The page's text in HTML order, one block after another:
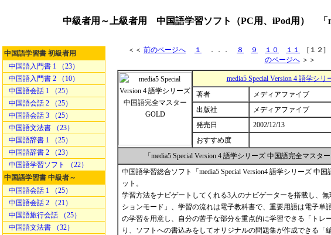
中級者用～上級者用 中国語学習ソフト（PC用、iPod用） 「
中国語学習書 初級者用
中国語入門書 1 （23）
中国語入門書 2 （10）
中国語会話 1 （25）
中国語会話 2 （25）
中国語会話 3 （25）
中国語文法書 （23）
中国語辞書 1 （25）
中国語辞書 2 （23）
中国語学習ソフト （22）
中国語学習書 中級者～
中国語会話 1 （25）
中国語会話 2 （21）
中国語旅行会話 （25）
中国語文法書 （32）
＜＜ 前のページへ １ ．．． ８ ９ １０ １１ [１２]
のページへ＞＞
media5 Special Version 4 語学シ
著者
メディアファイブ
出版社
メディアファイブ
発売日
2002/12/13
おすすめ度
「media5 Special Version 4 語学シリーズ 中国語完全マス
中国語学習総合ソフト「media5 Special Version4 語学シリーズ 中
ット。
学習方法をナビゲートしてくれる3人のナビゲーターを搭載し、
ションモード」、学習の流れは電子教科書で、重要用語は電子単
の学習を用意し、自分の苦手な部分を重点的に学習できる「トレ
り、ソフトへの書込みをしてオリジナルの問題集が作成できる「